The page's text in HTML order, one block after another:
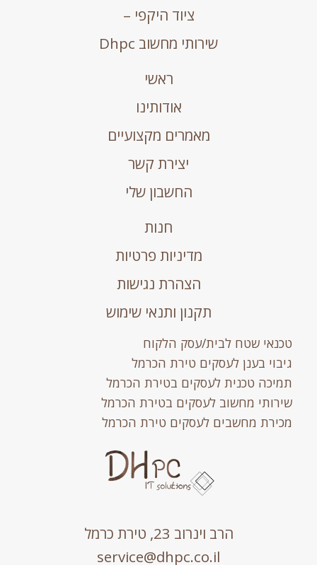
ציוד היקפי –
שירותי מחשוב Dhpc
ראשי
אודותינו
מאמרים מקצועיים
יצירת קשר
החשבון שלי
חנות
מדיניות פרטיות
הצהרת נגישות
תקנון ותנאי שימוש
טכנאי שטח לבית/עסק הלקוח
גיבוי בענן לעסקים טירת הכרמל
תמיכה טכנית לעסקים בטירת הכרמל
שירותי מחשוב לעסקים בטירת הכרמל
מכירת מחשבים לעסקים טירת הכרמל
הרב וינרוב 23, טירת כרמל
service@dhpc.co.il